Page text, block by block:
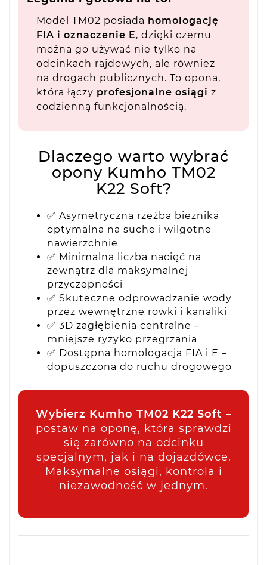
Model TM02 posiada homologację
FIA i oznaczenie E, dzięki czemu
można go używać nie tylko na
odcinkach rajdowych, ale również
na drogach publicznych. To opona,
która łączy profesjonalne osiągi z
codzienną funkcjonalnością.
Dlaczego warto wybrać
opony Kumho TM02
K22 Soft?
✅ Asymetryczna rzeźba bieżnika
optymalna na suche i wilgotne
nawierzchnie
✅ Minimalna liczba nacięć na
zewnątrz dla maksymalnej
przyczepności
✅ Skuteczne odprowadzanie wody
przez wewnętrzne rowki i kanaliki
✅ 3D zagłębienia centralne –
mniejsze ryzyko przegrzania
✅ Dostępna homologacja FIA i E –
dopuszczona do ruchu drogowego
Wybierz Kumho TM02 K22 Soft –
postaw na oponę, która sprawdzi
się zarówno na odcinku
specjalnym, jak i na dojazdówce.
Maksymalne osiągi, kontrola i
niezawodność w jednym.